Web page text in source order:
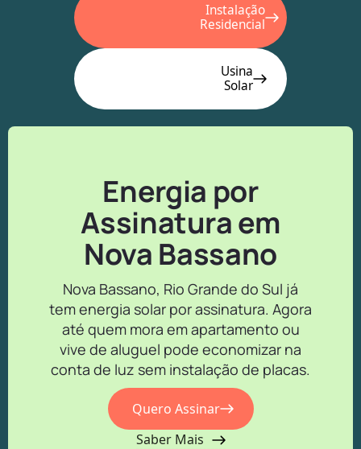
Instalação
Residencial
Usina
Solar
Energia por
Assinatura em
Nova Bassano
Nova Bassano, Rio Grande do Sul já
tem energia solar por assinatura. Agora
até quem mora em apartamento ou
vive de aluguel pode economizar na
conta de luz sem instalação de placas.
Quero Assinar
Saber Mais